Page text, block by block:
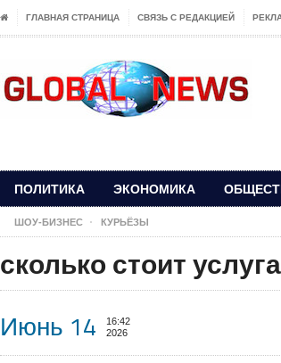
ГЛАВНАЯ СТРАНИЦА СВЯЗЬ С РЕДАКЦИЕЙ
ПОЛИТИКА ЭКОНОМИКА
ШОУ-БИЗНЕС КУРЬЁЗЫ
сколько стоит
Июнь 14
16:42
2026